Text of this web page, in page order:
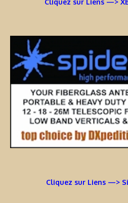
Cliquez sur Liens —>
Cliquez sur Liens —>